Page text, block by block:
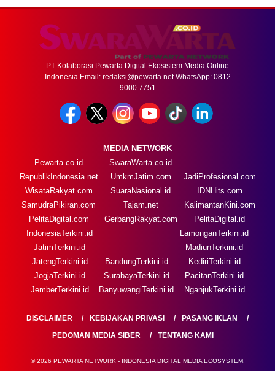
PT Kolaborasi Pewarta Digital Ekosistem Media Online
Indonesia Email: redaksi@pewarta.netWhatsApp: 0812
9000 7751
MEDIA NETWORK
Pewarta.co.id
RepublikIndonesia.net
WisataRakyat.com
SamudraPikiran.com
PelitaDigital.com
SwaraWarta.co.id
UmkmJatim.com
SuaraNasional.id
Tajam.net
GerbangRakyat.com
JadiProfesional.com
IDNHits.com
KalimantanKini.com
PelitaDigital.id
IndonesiaTerkini.id
JatimTerkini.id
JatengTerkini.id
JogjaTerkini.id
JemberTerkini.id
BandungTerkini.id
SurabayaTerkini.id
BanyuwangiTerkini.id
LamonganTerkini.id
MadiunTerkini.id
KediriTerkini.id
PacitanTerkini.id
NganjukTerkini.id
DISCLAIMER KEBIJAKAN PRIVASI
PASANG IKLAN
PEDOMAN MEDIA SIBER
TENTANG KAMI
© 2026 PEWARTA NETWORK - INDONESIA DIGITAL MEDIA ECOSYSTEM.